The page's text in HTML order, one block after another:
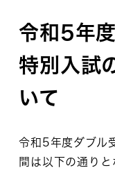
令和5年
特別入試
いて
令和5年度ダブル
間は以下の通りと